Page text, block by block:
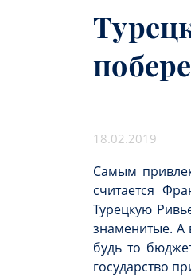
18.02.2019
Самым
считается
Турецкую
знаменитые. А
будь то
государство